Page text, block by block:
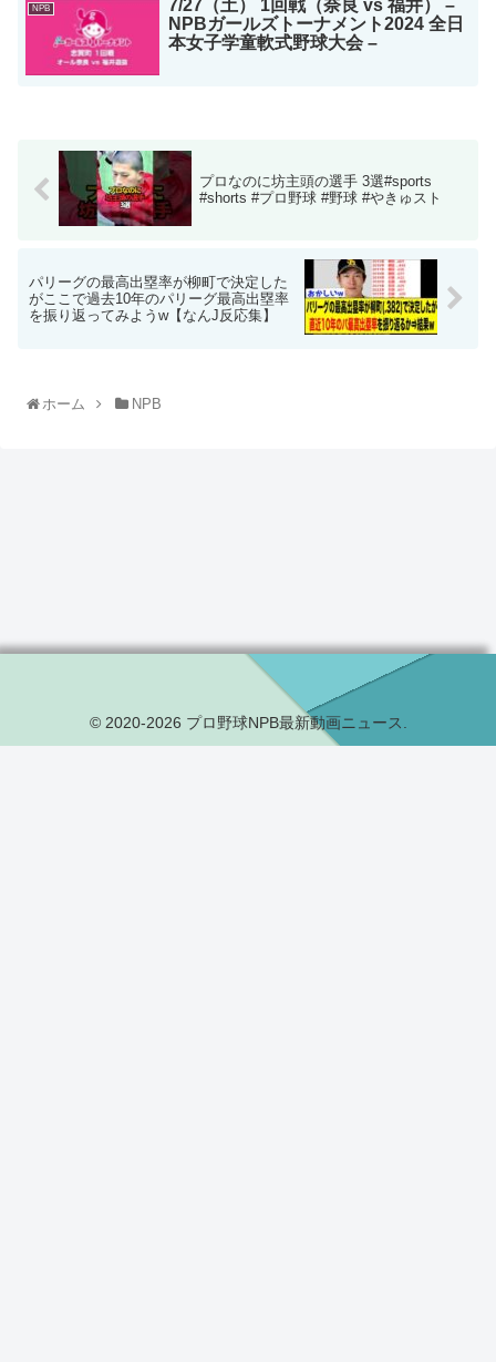
NPB
7/27（土） 1回戦（奈良 vs 福井） –
NPBガールズトーナメント2024 全日
本女子学童軟式野球大会 –
プロなのに坊主頭の選手 3選#sports
#shorts #プロ野球 #野球 #やきゅスト
パリーグの最高出塁率が柳町で決定した
がここで過去10年のパリーグ最高出塁率
を振り返ってみようw【なんJ反応集】
ホーム NPB
© 2020-2026 プロ野球NPB最新動画ニュース.